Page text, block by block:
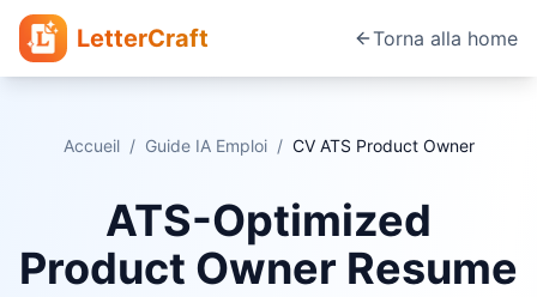
LetterCraft Torna alla home
Accueil / Guide IA Emploi / CV ATS Product Owner
ATS-Optimized
Product Owner Resume